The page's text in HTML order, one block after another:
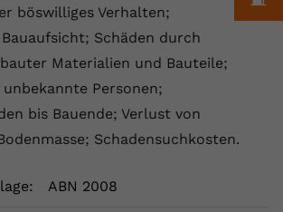
böswilliges Verhalten;
Schäden durch
Materialien und Bauteile;
Personen;
bis Bauende; Verlust von
Schadensuchkosten.
ABN 2008
Videos von YouTube der Nutzer
gesehen hat.
yt-remote-connected-devices